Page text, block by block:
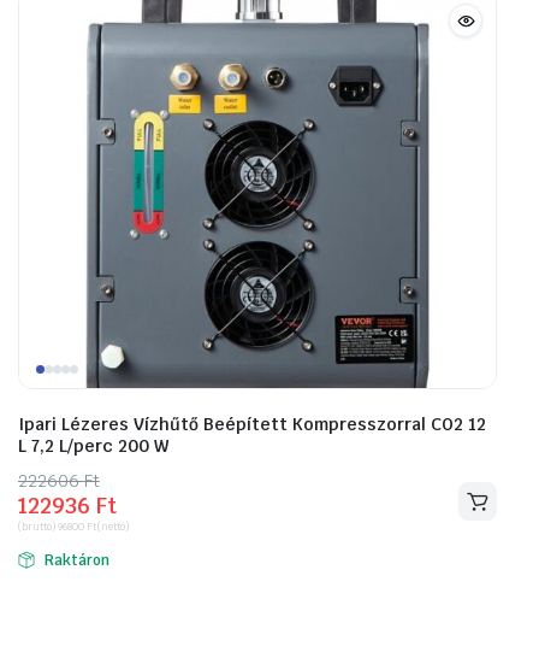
Ipari Lézeres Vízhűtő Beépített Kompresszorral CO2 12
L 7,2 L/perc 200 W
222606Ft
Original
price
was:
222606 Ft.
122936 Ft
Current
price
is:
122936 Ft.
(bruttó)96800 Ft(nettó)
Raktáron